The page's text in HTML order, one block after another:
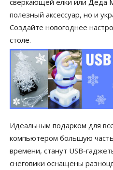
сверкающей елки или Деда
полезный аксессуар, но и
Создайте новогоднее
столе.
Идеальным подарком для
компьютером большую
времени, станут USB-
снеговики оснащены